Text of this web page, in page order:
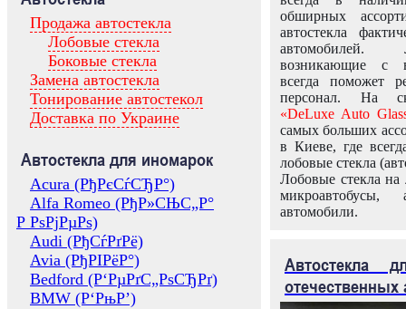
Продажа автостекла
Лобовые стекла
Боковые стекла
Замена автостекла
Тонирование автостекол
Доставка по Украине
Автостекла для иномарок
Acura (РђРєСѓСЂР°)
Alfa Romeo (РђР»СЊС„Р°
Р РѕРјРµРѕ)
Audi (РђСѓРґРё)
Avia (РђРІРёР°)
Bedford (Р‘РµРґС„РѕСЂРґ)
BMW (Р‘РњР’)
обширных
автостекла
возникающие с
всегда поможет
персонал. На
«DeLuxe Auto
самых больших
в Киеве, где
лобовые стекла
Лобовые стекла на
микроавтобусы,
автомобили.
Автостекла
отечественных